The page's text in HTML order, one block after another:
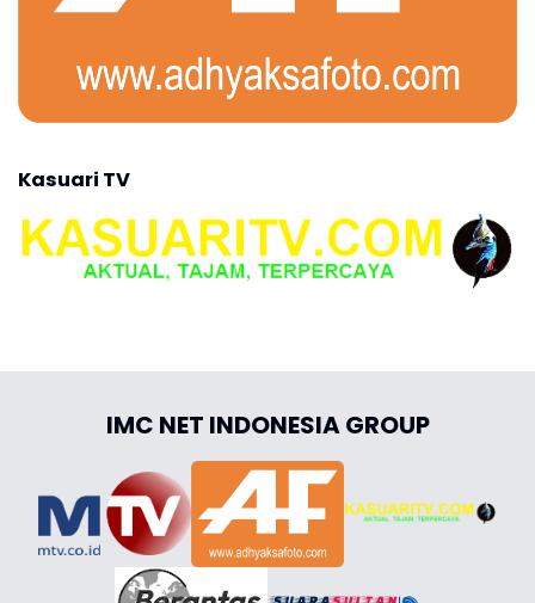
Kasuari TV
IMC NET INDONESIA GROUP